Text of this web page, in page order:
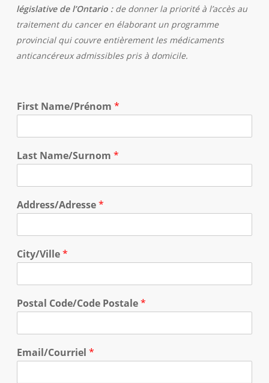
législative de l’Ontario :de donner la priorité à l’accès au
traitement du cancer en élaborant un programme
provincial qui couvre entièrement les médicaments
anticancéreux admissibles pris à domicile.
First Name/Prénom *
Last Name/Surnom *
Address/Adresse*
City/Ville*
Postal Code/Code Postale*
Email/Courriel *